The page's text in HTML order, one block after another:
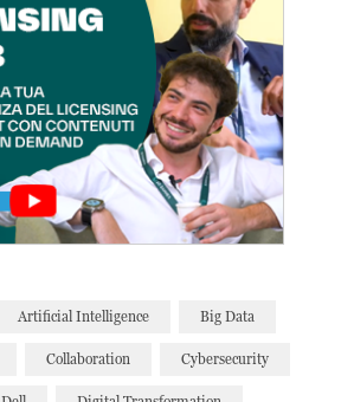
Artificial Intelligence Big Data
Collaboration Cybersecurity